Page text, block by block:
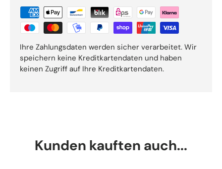
Ihre Zahlungsdaten werden sicher verarbeitet. Wir
speichern keine Kreditkartendaten und haben
keinen Zugriff auf Ihre Kreditkartendaten.
Kunden kauften auch...